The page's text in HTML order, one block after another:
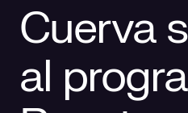
Qué
Innovación
Cuerva
al